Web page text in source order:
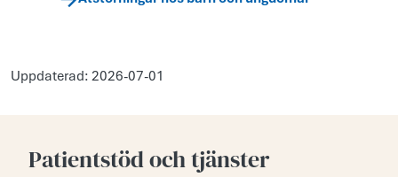
Uppdaterad: 2026-07-01
Patientstöd och tjänster